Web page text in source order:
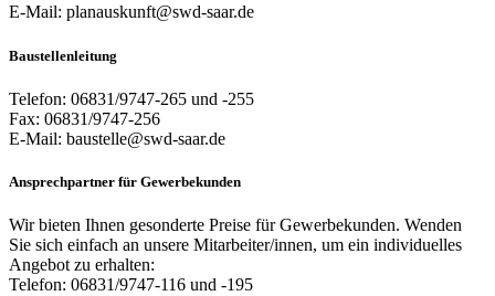
E-Mail: planauskunft@swd-saar.de
Baustellenleitung
Telefon: 06831/9747-265 und -255
Fax: 06831/9747-256
E-Mail: baustelle@swd-saar.de
Ansprechpartner für Gewerbekunden
Wir bieten Ihnen gesonderte Preise für Gewerbekunden. Wenden
Sie sich einfach an unsere Mitarbeiter/innen, um ein individuelles
Angebot zu erhalten:
Telefon: 06831/9747-116 und -195